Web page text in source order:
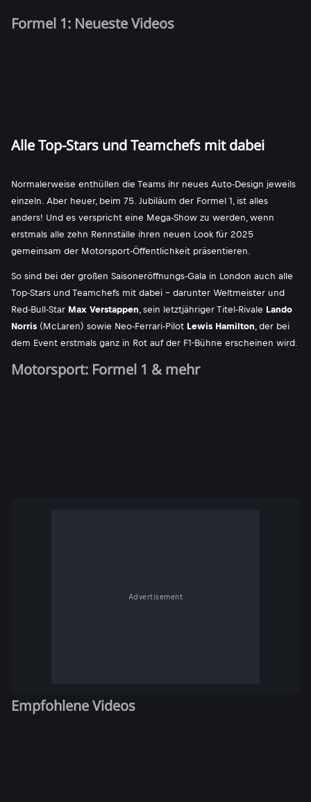
Formel 1: Neueste Videos
Alle Top-Stars und Teamchefs mit dabei
Normalerweise enthüllen die Teams ihr neues Auto-Design jeweils
einzeln. Aber heuer, beim 75. Jubiläum der Formel 1, ist alles
anders! Und es verspricht eine Mega-Show zu werden, wenn
erstmals alle zehn Rennställe ihren neuen Look für 2025
gemeinsam der Motorsport-Öffentlichkeit präsentieren.
So sind bei der großen Saisoneröffnungs-Gala in London auch alle
Top-Stars und Teamchefs mit dabei - darunter Weltmeister und
Red-Bull-Star Max Verstappen, sein letztjähriger Titel-Rivale Lando
Norris (McLaren) sowie Neo-Ferrari-Pilot Lewis Hamilton, der bei
dem Event erstmals ganz in Rot auf der F1-Bühne erscheinen wird.
Motorsport: Formel 1 & mehr
Advertisement
Empfohlene Videos